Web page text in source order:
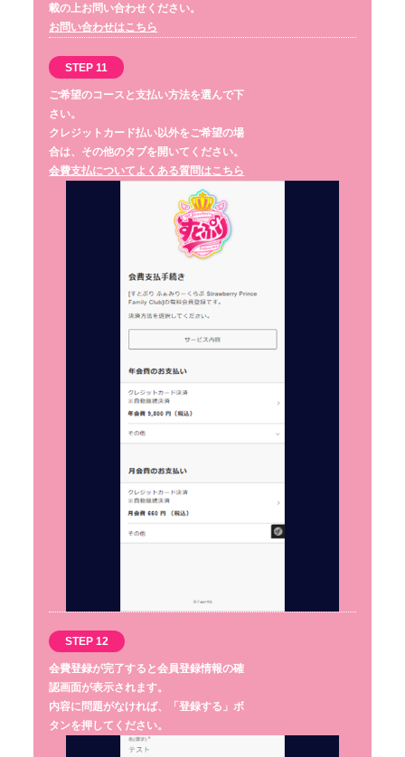
載の上お問い合わせください。
お問い合わせはこちら
STEP 11
ご希望のコースと支払い方法を選んで下
さい。
クレジットカード払い以外をご希望の場
合は、その他のタブを開いてください。
会費支払についてよくある質問はこちら
STEP 12
会費登録が完了すると会員登録情報の確
認画面が表示されます。
内容に問題がなければ、「登録する」ボ
タンを押してください。